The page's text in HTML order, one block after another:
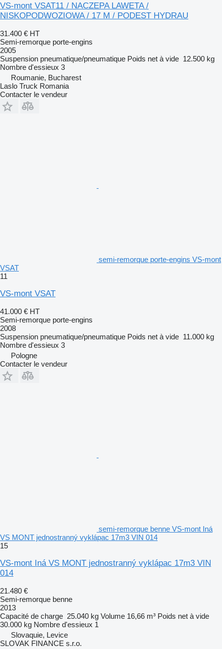
VS-mont VSAT11 / NACZEPA LAWETA /
NISKOPODWOZIOWA / 17 M / PODEST HYDRAU
31.400 € HT
Semi-remorque porte-engins
2005
Suspension pneumatique/pneumatique Poids net à vide 12.500 kg
Nombre d'essieux 3
Roumanie, Bucharest
Laslo Truck Romania
Contacter le vendeur
semi-remorque porte-engins VS-mont
VSAT
11
VS-mont VSAT
41.000 € HT
Semi-remorque porte-engins
2008
Suspension pneumatique/pneumatique Poids net à vide 11.000 kg
Nombre d'essieux 3
Pologne
Contacter le vendeur
semi-remorque benne VS-mont Iná
VS MONT jednostranný vyklápac 17m3 VIN 014
15
VS-mont Iná VS MONT jednostranný vyklápac 17m3 VIN
014
21.480 €
Semi-remorque benne
2013
Capacité de charge 25.040 kg Volume 16,66 m³ Poids net à vide
30.000 kg Nombre d'essieux 1
Slovaquie, Levice
SLOVAK FINANCE s.r.o.